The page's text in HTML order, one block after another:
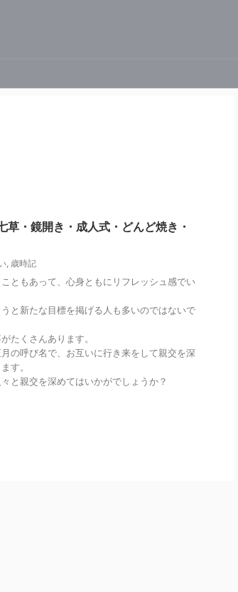
草・鏡開き・成人式・どんど焼き・
, 歳時記
ともあって、心身ともにリフレッシュ感でい
と新たな目標を掲げる人も多いのではないで
たくさんあります。
の呼び名で、お互いに行き来をして親交を深
す。
と親交を深めてはいかがでしょうか？